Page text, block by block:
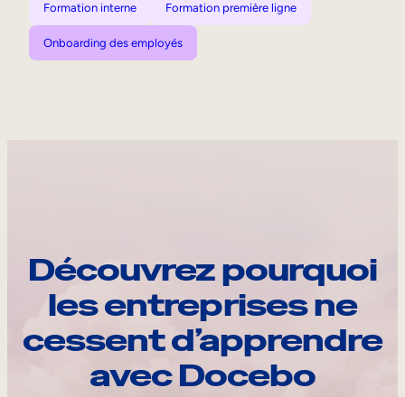
Formation interne Formation première ligne
Onboarding des employés
Découvrez pourquoi
les entreprises ne
cessent d’apprendre
avec Docebo